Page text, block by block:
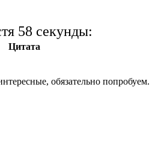
58 секунды:
Цитата
обязательно попробуем.